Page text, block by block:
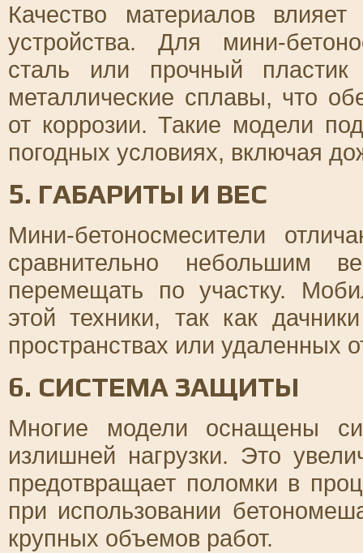
Качество материалов
устройства. Для мини-
сталь или прочный
металлические сплавы, что
от коррозии. Такие модели
погодных условиях, включая
5. ГАБАРИТЫ И ВЕС
Мини-бетоносмесители
сравнительно небольшим
перемещать по участку.
этой техники, так как
пространствах или удаленных
6. СИСТЕМА ЗАЩИТЫ
Многие модели оснащены
излишней нагрузки. Это
предотвращает поломки в
при использовании
крупных объемов работ.